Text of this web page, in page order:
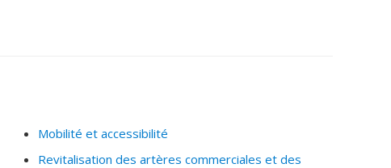
Mobilité et accessibilité
Revitalisation des artères commerciales et des